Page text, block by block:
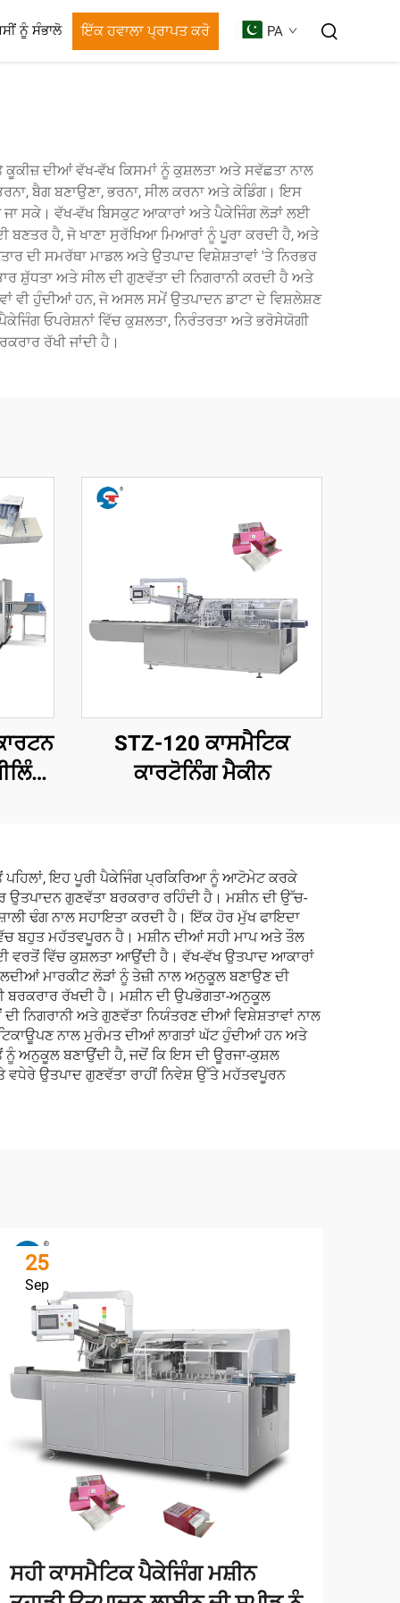
ਨੂੰ ਸੰਭਾਲੋ ਇੱਕ ਹਵਾਲਾ ਪ੍ਰਾਪਤ ਕਰੋ PA
ਦੀਆਂ ਵੱਖ-ਵੱਖ ਕਿਸਮਾਂ ਨੂੰ ਕੁਸ਼ਲਤਾ ਅਤੇ ਸਵੱਛਤਾ ਨਾਲ
ਬੈਗ ਬਣਾਉਣਾ, ਭਰਨਾ, ਸੀਲ ਕਰਨਾ ਅਤੇ ਕੋਡਿੰਗ। ਇਸ
ਜਾ ਸਕੇ। ਵੱਖ-ਵੱਖ ਬਿਸਕੁਟ ਆਕਾਰਾਂ ਅਤੇ ਪੈਕੇਜਿੰਗ ਲੋੜਾਂ ਲਈ
ਹੈ, ਜੋ ਖਾਣਾ ਸੁਰੱਖਿਆ ਮਿਆਰਾਂ ਨੂੰ ਪੂਰਾ ਕਰਦੀ ਹੈ, ਅਤੇ
ਦੀ ਸਮਰੱਥਾ ਮਾਡਲ ਅਤੇ ਉਤਪਾਦ ਵਿਸ਼ੇਸ਼ਤਾਵਾਂ 'ਤੇ ਨਿਰਭਰ
ਸ਼ੁੱਧਤਾ ਅਤੇ ਸੀਲ ਦੀ ਗੁਣਵੱਤਾ ਦੀ ਨਿਗਰਾਨੀ ਕਰਦੀ ਹੈ ਅਤੇ
ਵੀ ਹੁੰਦੀਆਂ ਹਨ, ਜੋ ਅਸਲ ਸਮੇਂ ਉਤਪਾਦਨ ਡਾਟਾ ਦੇ ਵਿਸ਼ਲੇਸ਼ਣ
ਓਪਰੇਸ਼ਨਾਂ ਵਿੱਚ ਕੁਸ਼ਲਤਾ, ਨਿਰੰਤਰਤਾ ਅਤੇ ਭਰੋਸੇਯੋਗੀ
ਰੱਖੀ ਜਾਂਦੀ ਹੈ।
STZ-120 ਕਾਸਮੈਟਿਕ
ਕਾਰਟੋਨਿੰਗ ਮੈਕੀਨ
ਇਹ ਪੂਰੀ ਪੈਕੇਜਿੰਗ ਪ੍ਰਕਿਰਿਆ ਨੂੰ ਆਟੋਮੇਟ ਕਰਕੇ
ਉਤਪਾਦਨ ਗੁਣਵੱਤਾ ਬਰਕਰਾਰ ਰਹਿੰਦੀ ਹੈ। ਮਸ਼ੀਨ ਦੀ ਉੱਚ-
ਢੰਗ ਨਾਲ ਸਹਾਇਤਾ ਕਰਦੀ ਹੈ। ਇੱਕ ਹੋਰ ਮੁੱਖ ਫਾਇਦਾ
ਬਹੁਤ ਮਹੱਤਵਪੂਰਨ ਹੈ। ਮਸ਼ੀਨ ਦੀਆਂ ਸਹੀ ਮਾਪ ਅਤੇ ਤੌਲ
ਵਰਤੋਂ ਵਿੱਚ ਕੁਸ਼ਲਤਾ ਆਉਂਦੀ ਹੈ। ਵੱਖ-ਵੱਖ ਉਤਪਾਦ ਆਕਾਰਾਂ
ਮਾਰਕੀਟ ਲੋੜਾਂ ਨੂੰ ਤੇਜ਼ੀ ਨਾਲ ਅਨੁਕੂਲ ਬਣਾਉਣ ਦੀ
ਬਰਕਰਾਰ ਰੱਖਦੀ ਹੈ। ਮਸ਼ੀਨ ਦੀ ਉਪਭੋਗਤਾ-ਅਨੁਕੂਲ
ਨਿਗਰਾਨੀ ਅਤੇ ਗੁਣਵੱਤਾ ਨਿਯੰਤਰਣ ਦੀਆਂ ਵਿਸ਼ੇਸ਼ਤਾਵਾਂ ਨਾਲ
ਨਾਲ ਮੁਰੰਮਤ ਦੀਆਂ ਲਾਗਤਾਂ ਘੱਟ ਹੁੰਦੀਆਂ ਹਨ ਅਤੇ
ਨੂੰ ਅਨੁਕੂਲ ਬਣਾਉਂਦੀ ਹੈ, ਜਦੋਂ ਕਿ ਇਸ ਦੀ ਊਰਜਾ-ਕੁਸ਼ਲ
ਵਧੇਰੇ ਉਤਪਾਦ ਗੁਣਵੱਤਾ ਰਾਹੀਂ ਨਿਵੇਸ਼ ਉੱਤੇ ਮਹੱਤਵਪੂਰਨ
25
Sep
ਸਹੀ ਕਾਸਮੈਟਿਕ ਪੈਕੇਜਿੰਗ ਮਸ਼ੀਨ